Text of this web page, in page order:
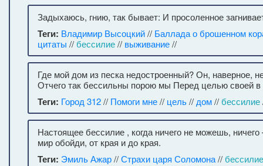
Задыхаюсь, гнию, так бывает: И просоленное
Теги: Владимир Высоцкий// Баллада о брошенном
цитаты //бессилие// выживание//
Где мой дом из песка недостроенный? Он, наверное,
Отчего так бессильны порою мы Перед целью своей в
Теги: Город 312// Помоги мне// цель// дом//бессилие
Настоящее бессилие , когда ничего не можешь,
мир обойди, от края и до края.
Теги: Эмиль Ажар//Страхи царя Соломона//бессилие